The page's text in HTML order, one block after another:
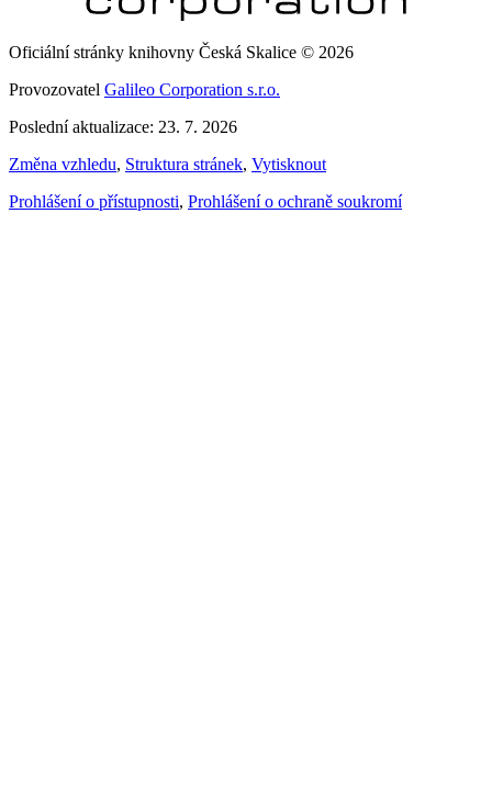
Oficiální stránky knihovny Česká Skalice © 2026
Provozovatel Galileo Corporation s.r.o.
Poslední aktualizace: 23. 7. 2026
Změna vzhledu, Struktura stránek, Vytisknout
Prohlášení o přístupnosti, Prohlášení o ochraně soukromí